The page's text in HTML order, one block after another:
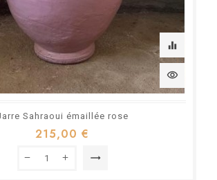
equalizer
visibility
Sahraoui émaillée rose
215,00 €
trending_flat